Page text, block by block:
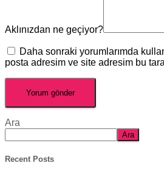
Aklınızdan ne geçiyor?
Daha sonraki yorumlarımda
posta adresim ve site adresim bu
Ara
Ara
Recent Posts